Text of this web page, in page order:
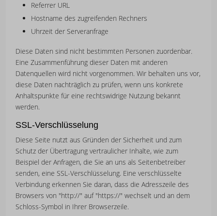
Referrer URL
Hostname des zugreifenden Rechners
Uhrzeit der Serveranfrage
Diese Daten sind nicht bestimmten Personen zuordenbar.
Eine Zusammenführung dieser Daten mit anderen
Datenquellen wird nicht vorgenommen. Wir behalten uns vor,
diese Daten nachträglich zu prüfen, wenn uns konkrete
Anhaltspunkte für eine rechtswidrige Nutzung bekannt
werden.
SSL-Verschlüsselung
Diese Seite nutzt aus Gründen der Sicherheit und zum
Schutz der Übertragung vertraulicher Inhalte, wie zum
Beispiel der Anfragen, die Sie an uns als Seitenbetreiber
senden, eine SSL-Verschlüsselung. Eine verschlüsselte
Verbindung erkennen Sie daran, dass die Adresszeile des
Browsers von "http://" auf "https://" wechselt und an dem
Schloss-Symbol in Ihrer Browserzeile.